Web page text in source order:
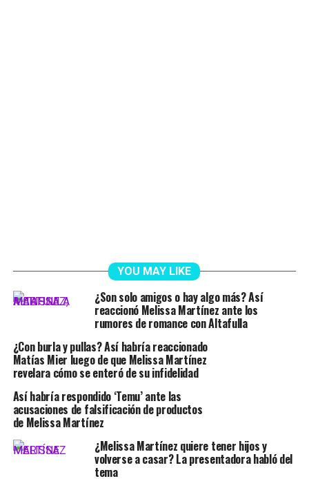
YOU MAY LIKE
¿Son solo amigos o hay algo más? Así
reaccionó Melissa Martínez ante los
rumores de romance con Altafulla
¿Con burla y pullas? Así habría reaccionado
Matías Mier luego de que Melissa Martínez
revelara cómo se enteró de su infidelidad
Así habría respondido ‘Temu’ ante las
acusaciones de falsificación de productos
de Melissa Martínez
¿Melissa Martínez quiere tener hijos y
volverse a casar? La presentadora habló del
tema